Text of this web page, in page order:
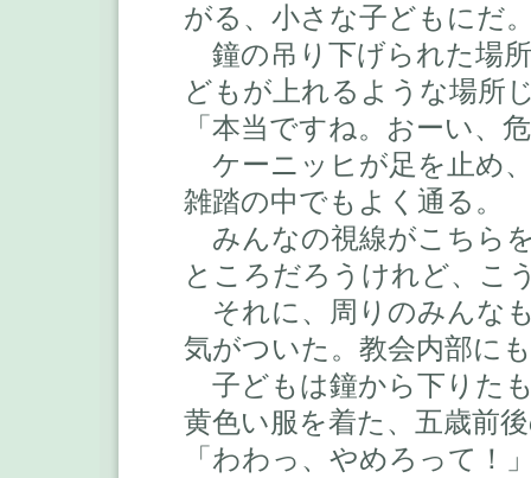
がる、小さな子どもにだ
鐘の吊り下げられた場
どもが上れるような場所
「本当ですね。おーい、
ケーニッヒが足を止め
雑踏の中でもよく通る。
みんなの視線がこちら
ところだろうけれど、こ
それに、周りのみんな
気がついた。教会内部に
子どもは鐘から下りた
黄色い服を着た、五歳前
「わわっ、やめろって！